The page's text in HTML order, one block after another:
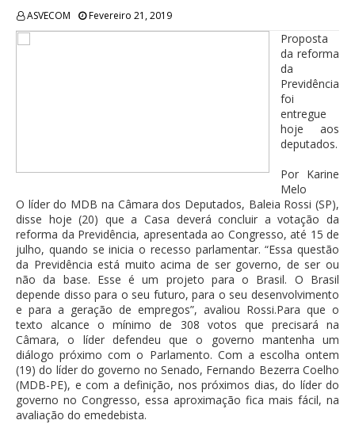
ASVECOM Fevereiro 21, 2019
Proposta
da reforma
da
Previdência
foi
entregue
hoje aos
deputados.
Por Karine
Melo
O líder do MDB na Câmara dos Deputados, Baleia Rossi (SP),
disse hoje (20) que a Casa deverá concluir a votação da
reforma da Previdência, apresentada ao Congresso, até 15 de
julho, quando se inicia o recesso parlamentar. “Essa questão
da Previdência está muito acima de ser governo, de ser ou
não da base. Esse é um projeto para o Brasil. O Brasil
depende disso para o seu futuro, para o seu desenvolvimento
e para a geração de empregos”, avaliou Rossi.Para que o
texto alcance o mínimo de 308 votos que precisará na
Câmara, o líder defendeu que o governo mantenha um
diálogo próximo com o Parlamento. Com a escolha ontem
(19) do líder do governo no Senado, Fernando Bezerra Coelho
(MDB-PE), e com a definição, nos próximos dias, do líder do
governo no Congresso, essa aproximação fica mais fácil, na
avaliação do emedebista.